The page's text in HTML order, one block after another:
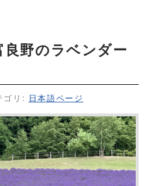
野のラベンダー
ゴリ: 日本語ページ